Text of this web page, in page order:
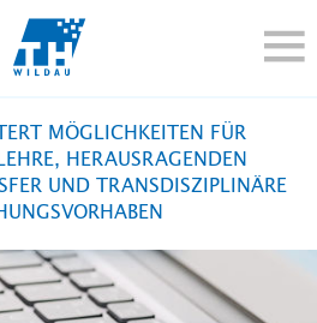
TH-
MÖGLICHKEITEN FÜR
HERAUSRAGENDEN
UND TRANSDISZIPLINÄRE